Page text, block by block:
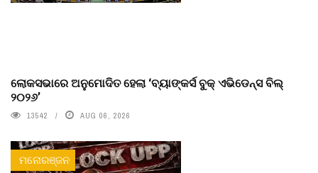
ଲୋକସଭାରେ ଅନୁମୋଦିତ ହେଲା ‘ବ୍ୟାଙ୍କର୍ସ ବୁକ୍ ଏଭିଡେନ୍ସ ବିଲ୍
୨୦୨୬’
13542 AUG 06, 2026
ମନୋରଞ୍ଜନ